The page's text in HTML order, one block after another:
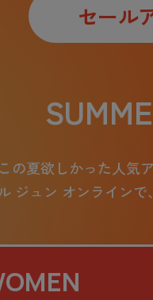
セール
この夏欲しかった人気
ジュン オンラインで、